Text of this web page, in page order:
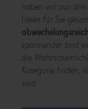
haben wir aus
Ideen für Sie
spannender sind
die
Kategorie finden,
sind.